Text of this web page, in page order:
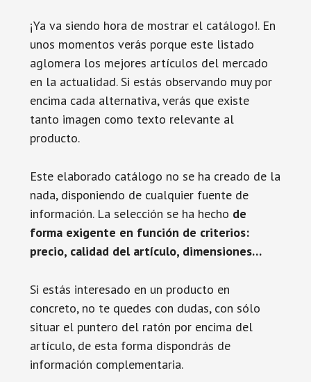
¡Ya va siendo hora de mostrar el catálogo!. En
unos momentos verás porque este listado
aglomera los mejores artículos del mercado
en la actualidad. Si estás observando muy por
encima cada alternativa, verás que existe
tanto imagen como texto relevante al
producto.
Este elaborado catálogo no se ha creado de la
nada, disponiendo de cualquier fuente de
información. La selección se ha hecho de
forma exigente en función de criterios:
precio, calidad del artículo, dimensiones…
Si estás interesado en un producto en
concreto, no te quedes con dudas, con sólo
situar el puntero del ratón por encima del
artículo, de esta forma dispondrás de
información complementaria.